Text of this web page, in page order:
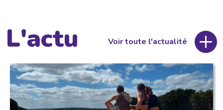
L'actu Voir toute l'actualité